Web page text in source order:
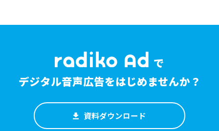
で
デジタル音声広告をはじめませんか？
資料ダウンロード